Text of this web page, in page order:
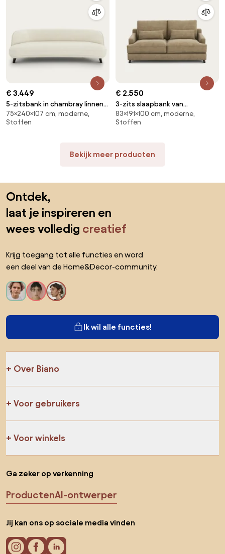
€ 3.449
5-zitsbank in chambray linnen,
ontwerp Emmanuel Gallina,
ROSEBURY
75×240×107 cm, moderne,
Stoffen
€ 2.550
3-zits slaapbank van
stonewashed fluweel, ALWINE
83×191×100 cm, moderne,
Stoffen
Bekijk meer producten
Ontdek,
laat je inspireren en
wees volledig creatief
Krijg toegang tot alle functies en word
een deel van de Home&Decor-community.
Ik wil alle functies!
Over Biano
Voor gebruikers
Voor winkels
Ga zeker op verkenning
ProductenAI-ontwerper
Jij kan ons op sociale media vinden